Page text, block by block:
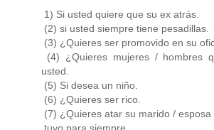
1) Si usted quiere que su ex atrás.
(2) si usted siempre tiene pesadillas.
(3) ¿Quieres ser promovido en su
(4) ¿Quieres mujeres / hombres
usted.
(5) Si desea un niño.
(6) ¿Quieres ser rico.
(7) ¿Quieres atar su marido / esposa